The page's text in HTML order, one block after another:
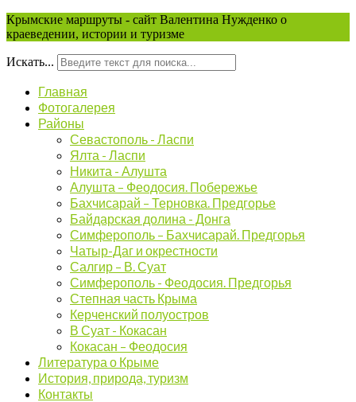
Крымские маршруты - сайт Валентина Нужденко о
краеведении, истории и туризме
Искать...
Главная
Фотогалерея
Районы
Севастополь - Ласпи
Ялта - Ласпи
Никита - Алушта
Алушта – Феодосия. Побережье
Бахчисарай – Терновка. Предгорье
Байдарская долина - Донга
Симферополь – Бахчисарай. Предгорья
Чатыр-Даг и окрестности
Салгир – В. Суат
Симферополь - Феодосия. Предгорья
Степная часть Крыма
Керченский полуостров
В Суат - Кокасан
Кокасан – Феодосия
Литература о Крыме
История, природа, туризм
Контакты